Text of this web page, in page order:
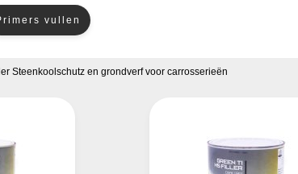
vullen
Steenkoolschutz en grondverf voor carrosserieën